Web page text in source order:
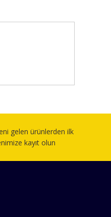
gelen ürünlerden ilk
kayıt olun